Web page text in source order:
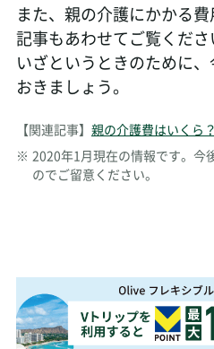
また、親の介護にかかる
記事もあわせてご覧くださ
いざというときのために
おきましょう。
【関連記事】 親の介護費はいくら？
※ 2020年1月現在の情報です。今
のでご留意ください。